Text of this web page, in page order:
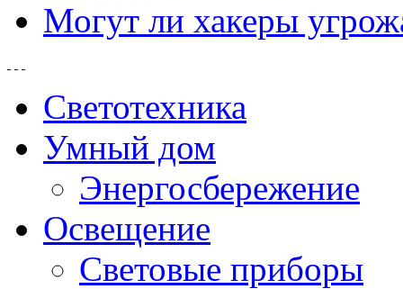
Могут ли хакеры
Светотехника
Умный дом
Энергосбережение
Освещение
Световые приборы